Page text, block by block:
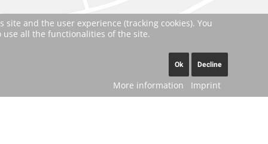
and the user experience (tracking cookies). You
use all the functionalities of the site.
Ok Decline
More information Imprint